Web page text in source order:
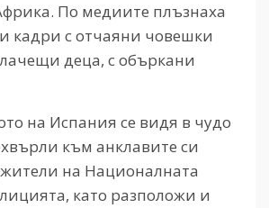
По медиите плъзнаха
кадри с отчаяни човешки
деца, с объркани
на Испания се видя в чудо
към анклавите си
на Националната
като разположи и